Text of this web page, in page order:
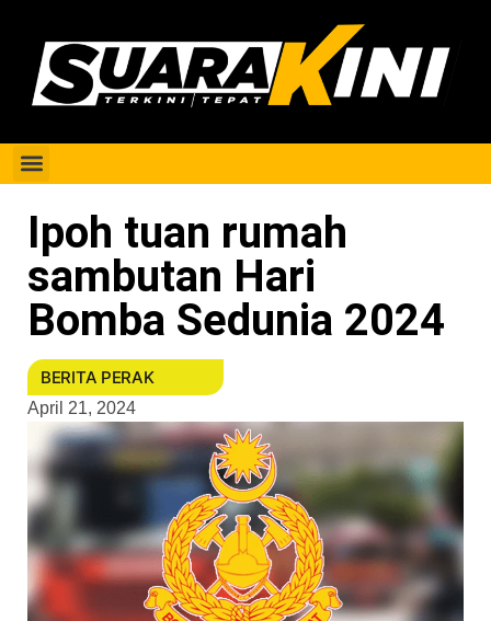
Ipoh tuan rumah
sambutan Hari
Bomba Sedunia 2024
BERITA PERAK
April 21, 2024